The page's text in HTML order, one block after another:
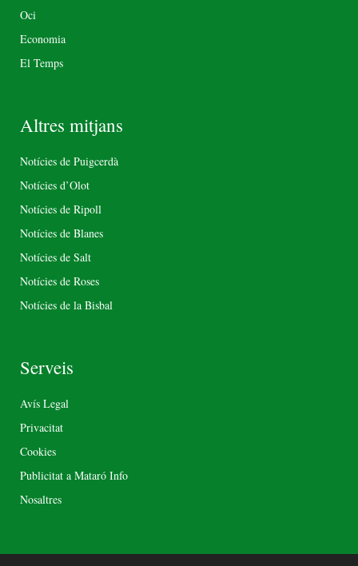
Oci
Economia
El Temps
Altres mitjans
Notícies de Puigcerdà
Notícies d’Olot
Notícies de Ripoll
Notícies de Blanes
Notícies de Salt
Notícies de Roses
Notícies de la Bisbal
Serveis
Avís Legal
Privacitat
Cookies
Publicitat a Mataró Info
Nosaltres